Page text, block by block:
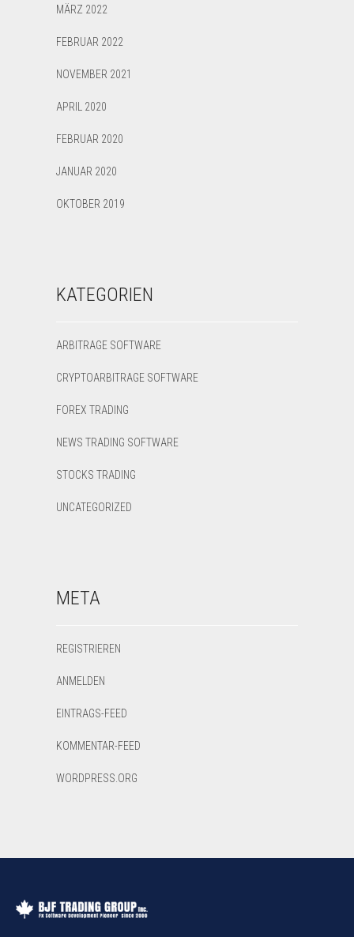
MÄRZ 2022
FEBRUAR 2022
NOVEMBER 2021
APRIL 2020
FEBRUAR 2020
JANUAR 2020
OKTOBER 2019
KATEGORIEN
ARBITRAGE SOFTWARE
CRYPTOARBITRAGE SOFTWARE
FOREX TRADING
NEWS TRADING SOFTWARE
STOCKS TRADING
UNCATEGORIZED
META
REGISTRIEREN
ANMELDEN
EINTRAGS-FEED
KOMMENTAR-FEED
WORDPRESS.ORG